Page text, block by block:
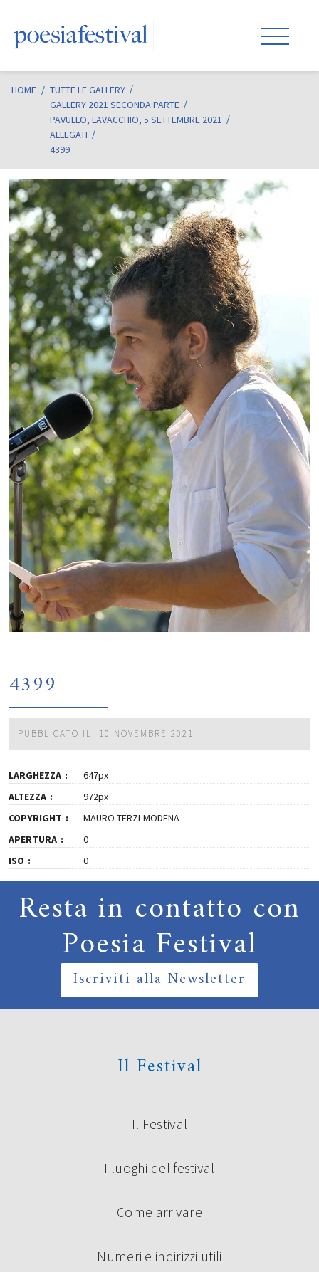
HOME / TUTTE LE GALLERY
GALLERY 2021 SECONDA PARTE
PAVULLO, LAVACCHIO, 5 SETTEMBRE 2021
ALLEGATI
4399
4399
PUBBLICATO IL: 10 NOVEMBRE 2021
LARGHEZZA
647px
ALTEZZA
972px
COPYRIGHT
MAURO TERZI-MODENA
APERTURA
0
ISO
0
Resta in contatto con
Poesia Festival
Iscriviti alla Newsletter
Il Festival
Il Festival
I luoghi del festival
Come arrivare
Numeri e indirizzi utili